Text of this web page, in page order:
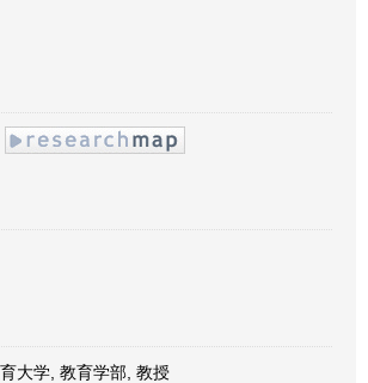
大学, 教育学部, 教授